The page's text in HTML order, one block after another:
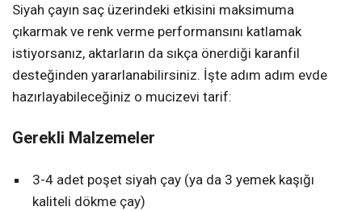
Siyah çayın saç üzerindeki etkisini maksimuma
çıkarmak ve renk verme performansını katlamak
istiyorsanız, aktarların da sıkça önerdiği karanfil
desteğinden yararlanabilirsiniz. İşte adım adım evde
hazırlayabileceğiniz o mucizevi tarif:
Gerekli Malzemeler
3-4 adet poşet siyah çay (ya da 3 yemek kaşığı
kaliteli dökme çay)